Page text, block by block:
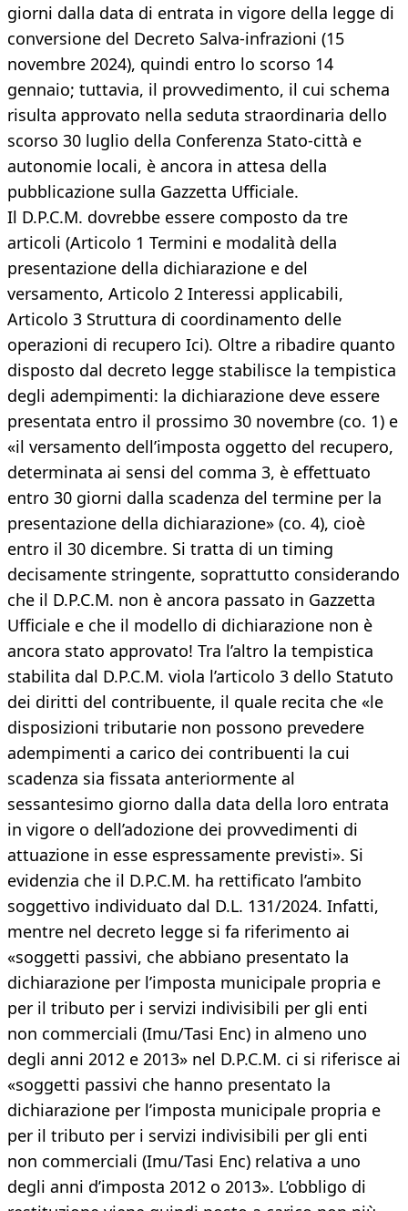
giorni dalla data di entrata in vigore della legge di
conversione del Decreto Salva-infrazioni (15
novembre 2024), quindi entro lo scorso 14
gennaio; tuttavia, il provvedimento, il cui schema
risulta approvato nella seduta straordinaria dello
scorso 30 luglio della Conferenza Stato-città e
autonomie locali, è ancora in attesa della
pubblicazione sulla Gazzetta Ufficiale.
Il D.P.C.M. dovrebbe essere composto da tre
articoli (Articolo 1 Termini e modalità della
presentazione della dichiarazione e del
versamento, Articolo 2 Interessi applicabili,
Articolo 3 Struttura di coordinamento delle
operazioni di recupero Ici). Oltre a ribadire quanto
disposto dal decreto legge stabilisce la tempistica
degli adempimenti: la dichiarazione deve essere
presentata entro il prossimo 30 novembre (co. 1) e
«il versamento dell’imposta oggetto del recupero,
determinata ai sensi del comma 3, è effettuato
entro 30 giorni dalla scadenza del termine per la
presentazione della dichiarazione» (co. 4), cioè
entro il 30 dicembre. Si tratta di un timing
decisamente stringente, soprattutto considerando
che il D.P.C.M. non è ancora passato in Gazzetta
Ufficiale e che il modello di dichiarazione non è
ancora stato approvato! Tra l’altro la tempistica
stabilita dal D.P.C.M. viola l’articolo 3 dello Statuto
dei diritti del contribuente, il quale recita che «le
disposizioni tributarie non possono prevedere
adempimenti a carico dei contribuenti la cui
scadenza sia fissata anteriormente al
sessantesimo giorno dalla data della loro entrata
in vigore o dell’adozione dei provvedimenti di
attuazione in esse espressamente previsti». Si
evidenzia che il D.P.C.M. ha rettificato l’ambito
soggettivo individuato dal D.L. 131/2024. Infatti,
mentre nel decreto legge si fa riferimento ai
«soggetti passivi, che abbiano presentato la
dichiarazione per l’imposta municipale propria e
per il tributo per i servizi indivisibili per gli enti
non commerciali (Imu/Tasi Enc) in almeno uno
degli anni 2012 e 2013» nel D.P.C.M. ci si riferisce ai
«soggetti passivi che hanno presentato la
dichiarazione per l’imposta municipale propria e
per il tributo per i servizi indivisibili per gli enti
non commerciali (Imu/Tasi Enc) relativa a uno
degli anni d’imposta 2012 o 2013». L’obbligo di